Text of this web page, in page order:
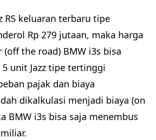
RS keluaran terbaru tipe
Rp 279 jutaan, maka harga
(off the road) BMW i3s bisa
unit Jazz tipe tertinggi
pajak dan biaya
dikalkulasi menjadi biaya (on
BMW i3s bisa saja menembus